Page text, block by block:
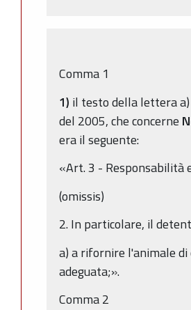
Comma 1
1) il testo della lettera a)
del 2005, che concerne
era il seguente:
«Art. 3 - Responsabilità
(omissis)
2. In particolare, il
a) a rifornire l'animale
adeguata;».
Comma 2